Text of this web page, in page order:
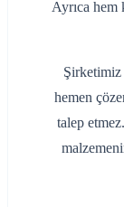
Ayrıca
Şirketimiz
hemen
talep